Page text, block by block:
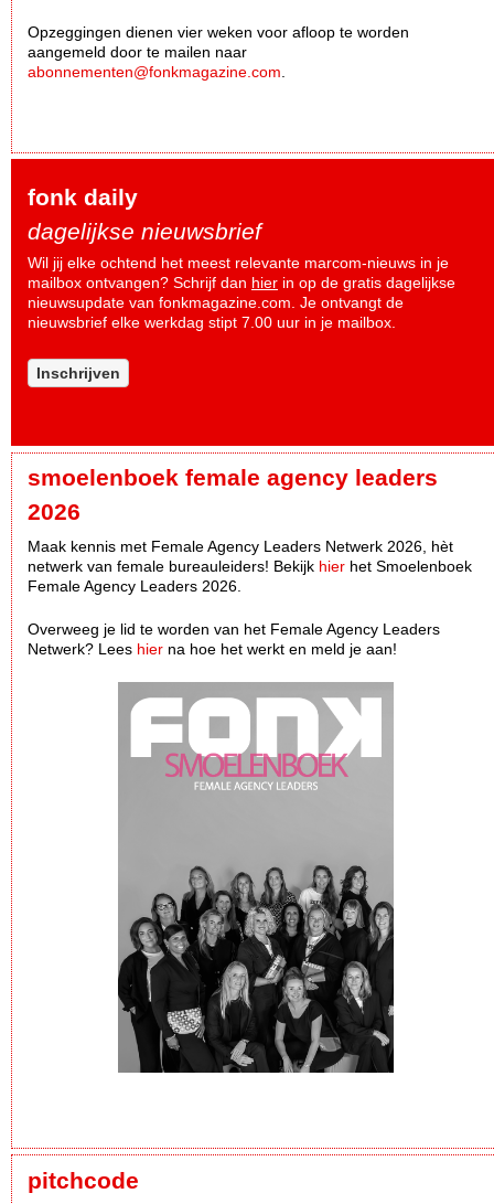
Opzeggingen dienen vier weken voor afloop te worden
aangemeld door te mailen naar
abonnementen@fonkmagazine.com.
fonk daily
dagelijkse nieuwsbrief
Wil jij elke ochtend het meest relevante marcom-nieuws in je
mailbox ontvangen? Schrijf dan hier in op de gratis dagelijkse
nieuwsupdate van fonkmagazine.com. Je ontvangt de
nieuwsbrief elke werkdag stipt 7.00 uur in je mailbox.
Inschrijven
smoelenboek female agency leaders
2026
Maak kennis met Female Agency Leaders Netwerk 2026, hèt
netwerk van female bureauleiders! Bekijk hier het Smoelenboek
Female Agency Leaders 2026.
Overweeg je lid te worden van het Female Agency Leaders
Netwerk? Lees hier na hoe het werkt en meld je aan!
pitchcode